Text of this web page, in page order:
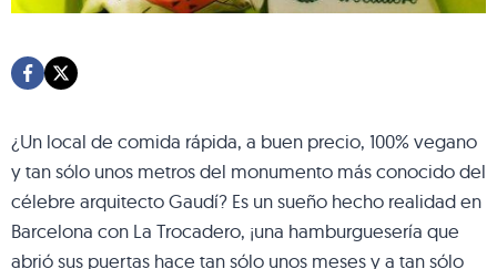
¿Un local de comida rápida, a buen precio, 100% vegano
y tan sólo unos metros del monumento más conocido del
célebre arquitecto Gaudí? Es un sueño hecho realidad en
Barcelona con La Trocadero, ¡una hamburguesería que
abrió sus puertas hace tan sólo unos meses y a tan sólo